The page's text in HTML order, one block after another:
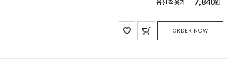
옵션 적용가 원
ORDER NOW